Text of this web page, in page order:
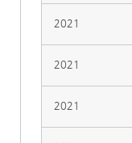
2021
2021
2021